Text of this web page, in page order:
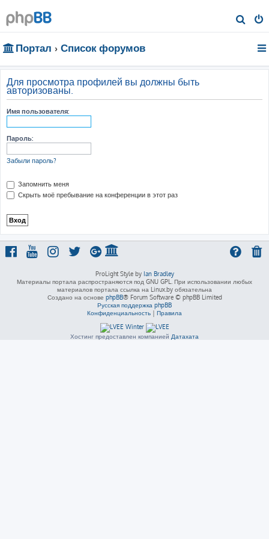
о
Портал Список форумов
Для просмотра профилей вы должны быть
авторизованы.
Имя пользователя:
Пароль:
Забыли пароль?
Запомнить меня
Скрыть моё пребывание на конференции в этот раз
ProLight Style by Ian Bradley
Материалы портала распространяются под GNU GPL. При использовании любых
материалов портала ссылка на Linux.by обязательна
Создано на основе phpBB® Forum Software © phpBB Limited
Русская поддержка phpBB
Конфиденциальность | Правила
Хостинг предоставлен компанией Датахата